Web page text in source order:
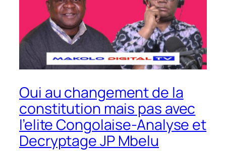
Oui au changement de la
constitution mais pas avec
l’elite Congolaise-Analyse et
Decryptage JP Mbelu